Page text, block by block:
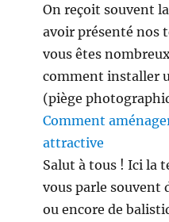
On reçoit souvent
avoir présenté nos
vous êtes
comment installer
(piège
Comment
attractive
Salut à tous ! Ici la
vous parle souvent
ou encore de